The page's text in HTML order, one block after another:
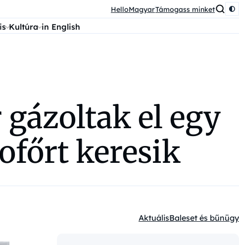
HelloMagyarTámogass minket
Kultúra in English
el egy
keresik
Kategóriák:
AktuálisBaleset és bűnügy